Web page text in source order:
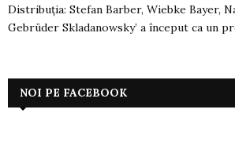
Distribuția: Stefan Barber, Wiebke Bayer,
Gebrüder Skladanowsky’ a început ca un
NOI PE FACEBOOK